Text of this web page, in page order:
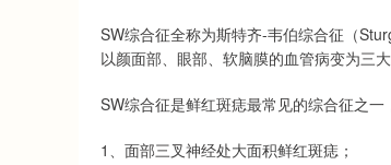
SW综合征全称为斯特齐-韦伯综合征（
以颜面部、眼部、软脑膜的血管病变为三
SW综合征是鲜红斑痣最常见的综合征之一
1、面部三叉神经处大面积鲜红斑痣；